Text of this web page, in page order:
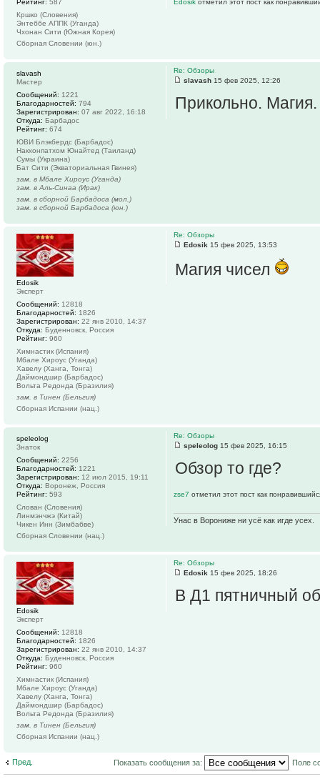
Edosik отметил этот пост как
Рейтинг: 587
Кршко (Словения)
Энтеббе АППК (Уганда)
Чхонан Сити (Южная Корея)
Сборная Словении (юн.)
Re: Обзоры
slavash 15 фев 2025, 12:26
Прикольно. Магия.
slavash
Мастер
Сообщений: 1221
Благодарностей: 794
Зарегистрирован: 07 авг 2022, 16:18
Откуда: Барбадос
Рейтинг: 674
ЮВИ Блэкбердс (Барбадос)
Накхонпатхом Юнайтед (Таиланд)
Сумы (Украина)
Бат Сити (Экваториальная Гвинея)
зам. в Мбале Хироус (Уганда)
зам. в Аль-Синаа (Ирак)
зам. в сборной Барбадоса (мол.)
зам. в сборной Барбадоса (юн.)
Re: Обзоры
Edosik 15 фев 2025, 13:53
Магия чисел
Edosik
Эксперт
Сообщений: 12818
Благодарностей: 1826
Зарегистрирован: 22 янв 2010, 14:37
Откуда: Буденновск, Россия
Рейтинг: 960
Химнастик (Испания)
Мбале Хироус (Уганда)
Хавелу (Ханга, Тонга)
Даймондшир (Барбадос)
Вольта Редонда (Бразилия)
зам. в Тинен (Бельгия)
Сборная Испании (нац.)
Re: Обзоры
speleolog 15 фев 2025, 16:15
Обзор то где?
zse7 отметил этот пост как
Унас в Ворониже ни усё как игде усех.
speleolog
Знаток
Сообщений: 2256
Благодарностей: 1221
Зарегистрирован: 12 июл 2015, 19:11
Откуда: Воронеж, Россия
Рейтинг: 593
Слован (Словения)
Линмэнчжэ (Китай)
Чикен Инн (Зимбабве)
Сборная Словении (нац.)
Re: Обзоры
Edosik 15 фев 2025, 18:26
В Д1 пятничный
Edosik
Эксперт
Сообщений: 12818
Благодарностей: 1826
Зарегистрирован: 22 янв 2010, 14:37
Откуда: Буденновск, Россия
Рейтинг: 960
Химнастик (Испания)
Мбале Хироус (Уганда)
Хавелу (Ханга, Тонга)
Даймондшир (Барбадос)
Вольта Редонда (Бразилия)
зам. в Тинен (Бельгия)
Сборная Испании (нац.)
Пред. Показать сообщения за: Поле